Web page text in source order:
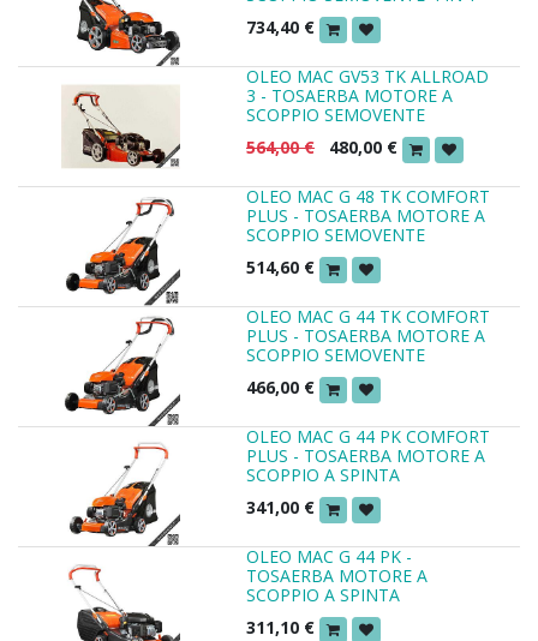
734,40 €
OLEO MAC GV53 TK ALLROAD
3 - TOSAERBA MOTORE A
SCOPPIO SEMOVENTE
564,00€ 480,00 €
OLEO MAC G 48 TK COMFORT
PLUS - TOSAERBA MOTORE A
SCOPPIO SEMOVENTE
514,60 €
OLEO MAC G 44 TK COMFORT
PLUS - TOSAERBA MOTORE A
SCOPPIO SEMOVENTE
466,00 €
OLEO MAC G 44 PK COMFORT
PLUS - TOSAERBA MOTORE A
SCOPPIO A SPINTA
341,00 €
OLEO MAC G 44 PK -
TOSAERBA MOTORE A
SCOPPIO A SPINTA
311,10 €